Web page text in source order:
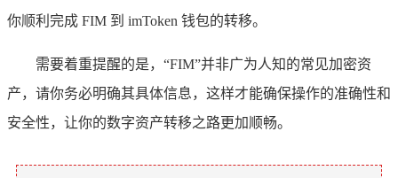
你顺利完成 FIM 到 imToken 钱包的转移。
需要着重提醒的是，“FIM”并非广为人知的常见加密资
产，请你务必明确其具体信息，这样才能确保操作的准确性和
安全性，让你的数字资产转移之路更加顺畅。